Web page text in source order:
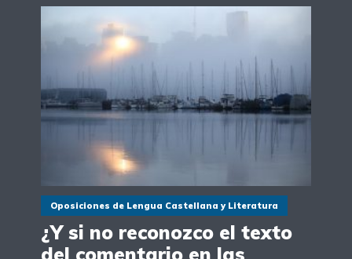
Oposiciones de Lengua Castellana y Literatura
¿Y si no reconozco el texto
del comentario en las